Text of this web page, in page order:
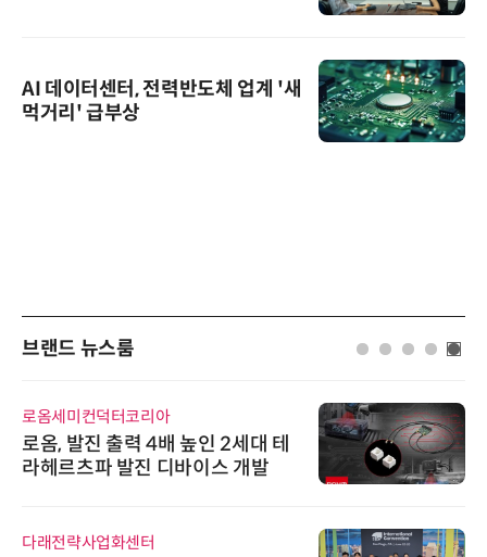
AI 데이터센터, 전력반도체 업계 '새
먹거리' 급부상
브랜드 뉴스룸
로옴세미컨덕터코리아
로옴, 발진 출력 4배 높인 2세대 테
라헤르츠파 발진 디바이스 개발
다래전략사업화센터